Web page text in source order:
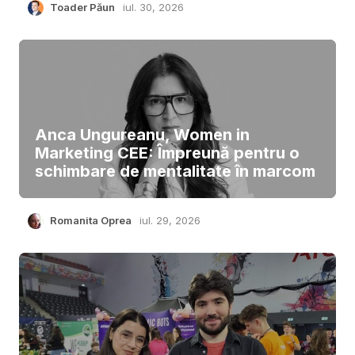
Toader Păun iul. 30, 2026
Anca Ungureanu, Women in
Marketing CEE: Împreună pentru o
schimbare de mentalitate în marcom
Romanita Oprea iul. 29, 2026